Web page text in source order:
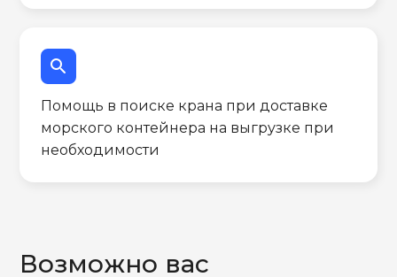
search
Помощь в поиске крана при доставке
морского контейнера на выгрузке при
необходимости
Возможно вас